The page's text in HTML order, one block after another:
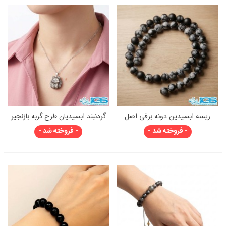
ریسه ابسیدین دونه برفی اصل
سایز 8 | سنگ تعادل- فروخته شد -
گردنبند ابسیدیان طرح گربه بازنجیر
استیل
- فروخته شد -